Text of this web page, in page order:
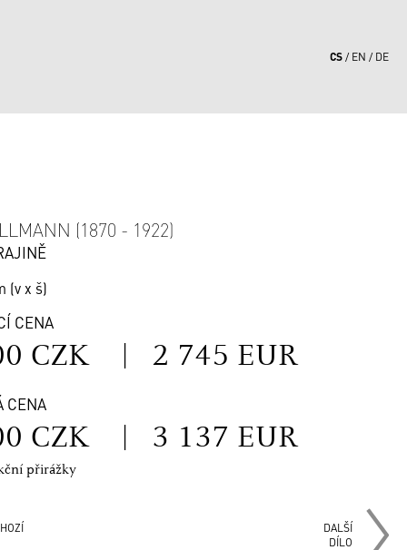
CS EN DE
(1870 - 1922)
(v x š)
CENA
CZK | 2 745 EUR
CENA
CZK | 3 137 EUR
přirážky
DALŠÍ
DÍLO